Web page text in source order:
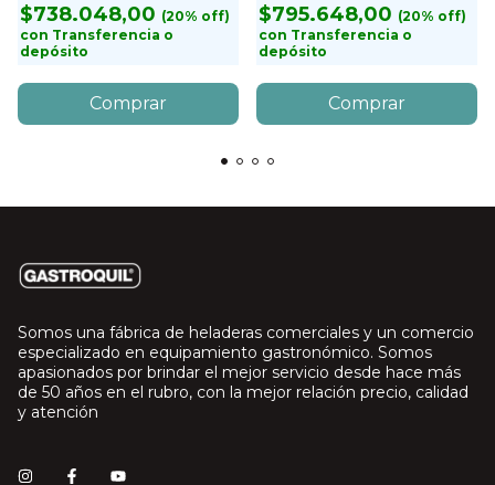
$738.048,00
con Transferencia o
depósito
$795.648,00
con Transferencia o
depósito
Somos una fábrica de heladeras comerciales y un comercio
especializado en equipamiento gastronómico. Somos
apasionados por brindar el mejor servicio desde hace más
de 50 años en el rubro, con la mejor relación precio, calidad
y atención